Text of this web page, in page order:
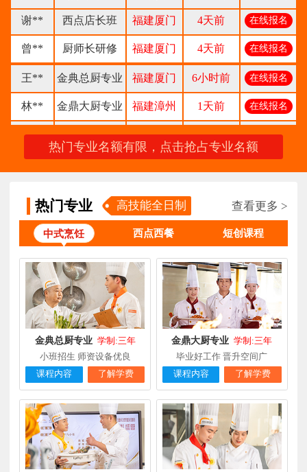
谢** 西点店长班 福建厦门 4天前 在线报名
曾** 厨师长研修 福建厦门 4天前 在线报名
王** 金典总厨专业 福建厦门 6小时前 在线报名
林** 金鼎大厨专业 福建漳州 1天前 在线报名
张** 金领大厨专业 福建厦门 8小时前 在线报名
柯** 经典西点专业 福建厦门 在线报名
赖**
时尚西餐西点
专业
福建三明 16小时前 在线报名
陈** 大厨精英专业 福建福州 3天前 在线报名
谢** 西点店长班 福建厦门 4天前 在线报名
曾** 厨师长研修 福建厦门 4天前 在线报名
热门专业名额有限，点击抢占专业名额
热门专业 高技能全日制 查看更多 >
中式烹饪 西点西餐 短创课程
金典总厨专业 学制:三年
小班招生 师资设备优良
课程内容
了解学费
金鼎大厨专业 学制:三年
毕业好工作 晋升空间广
课程内容
了解学费